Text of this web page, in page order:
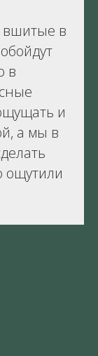
вшитые в
в
и
а мы в
ощутили